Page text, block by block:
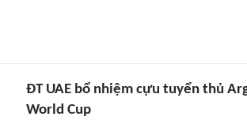
ĐT UAE bổ nhiệm cựu tuyển thủ
World Cup